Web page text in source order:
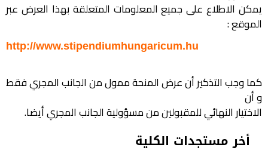
أخر مستجدات الكلية
يمكن الاطلاع على جميع المعلومات المتعلقة بهذا العرض عبر
الموقع :
http://www.stipendiumhungaricum.hu
كما وجب التذكير أن عرض المنحة ممول من الجانب المجري فقط
و أن
الاختيار النهائي للمقبولين من مسؤولية الجانب المجري أيضا.